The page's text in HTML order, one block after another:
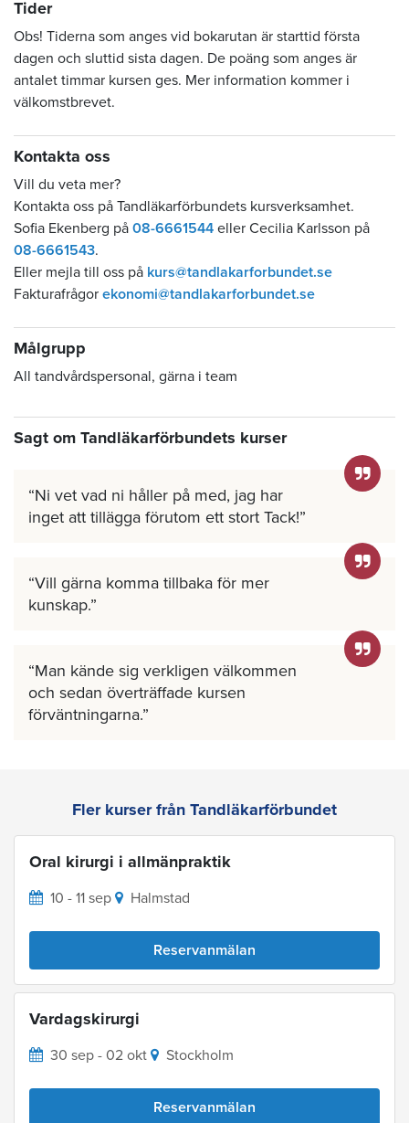
Tider
Obs! Tiderna som anges vid bokarutan är starttid första
dagen och sluttid sista dagen. De poäng som anges är
antalet timmar kursen ges. Mer information kommer i
välkomstbrevet.
Kontakta oss
Vill du veta mer?
Kontakta oss på Tandläkarförbundets kursverksamhet.
Sofia Ekenberg på 08-6661544 eller Cecilia Karlsson på
08-6661543.
Eller mejla till oss på kurs@tandlakarforbundet.se
Fakturafrågor ekonomi@tandlakarforbundet.se
Målgrupp
All tandvårdspersonal, gärna i team
Sagt om Tandläkarförbundets kurser
Ni vet vad ni håller på med, jag har
inget att tillägga förutom ett stort Tack!
Vill gärna komma tillbaka för mer
kunskap.
Man kände sig verkligen välkommen
och sedan överträffade kursen
förväntningarna.
Fler kurser från Tandläkarförbundet
Oral kirurgi i allmänpraktik
10 - 11 sep Halmstad
Reservanmälan
Vardagskirurgi
30 sep - 02 okt Stockholm
Reservanmälan